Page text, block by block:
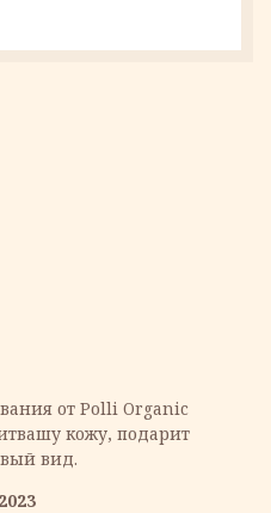
от Polli Organic
кожу, подарит
вид.